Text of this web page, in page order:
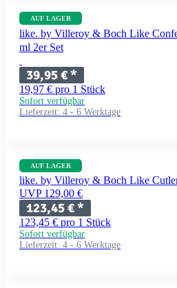
AUF LAGER
like. by Villeroy & Boch Like
ml 2er Set
39,95 €*
19,97 € pro 1 Stück
Sofort verfügbar
Lieferzeit: 4 - 6 Werktage
AUF LAGER
like. by Villeroy & Boch Like
UVP 129,00 €
123,45 €*
123,45 € pro 1 Stück
Sofort verfügbar
Lieferzeit: 4 - 6 Werktage